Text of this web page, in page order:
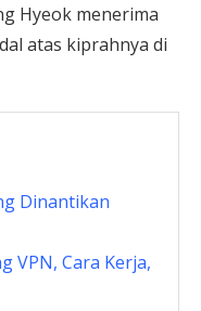
Hyeok menerima
atas kiprahnya di
Dinantikan
VPN, Cara Kerja,